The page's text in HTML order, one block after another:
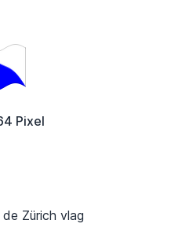
Pixel
Zürich vlag